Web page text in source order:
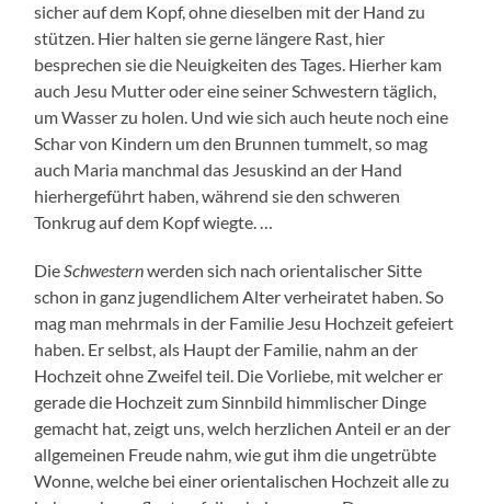
sicher auf dem Kopf, ohne dieselben mit der Hand zu
stützen. Hier halten sie gerne längere Rast, hier
besprechen sie die Neuigkeiten des Tages. Hierher kam
auch Jesu Mutter oder eine seiner Schwestern täglich,
um Wasser zu holen. Und wie sich auch heute noch eine
Schar von Kindern um den Brunnen tummelt, so mag
auch Maria manchmal das Jesuskind an der Hand
hierhergeführt haben, während sie den schweren
Tonkrug auf dem Kopf wiegte. …
DieSchwesternwerden sich nach orientalischer Sitte
schon in ganz jugendlichem Alter verheiratet haben. So
mag man mehrmals in der Familie Jesu Hochzeit gefeiert
haben. Er selbst, als Haupt der Familie, nahm an der
Hochzeit ohne Zweifel teil. Die Vorliebe, mit welcher er
gerade die Hochzeit zum Sinnbild himmlischer Dinge
gemacht hat, zeigt uns, welch herzlichen Anteil er an der
allgemeinen Freude nahm, wie gut ihm die ungetrübte
Wonne, welche bei einer orientalischen Hochzeit alle zu